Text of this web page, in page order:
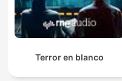
Terror en blanco